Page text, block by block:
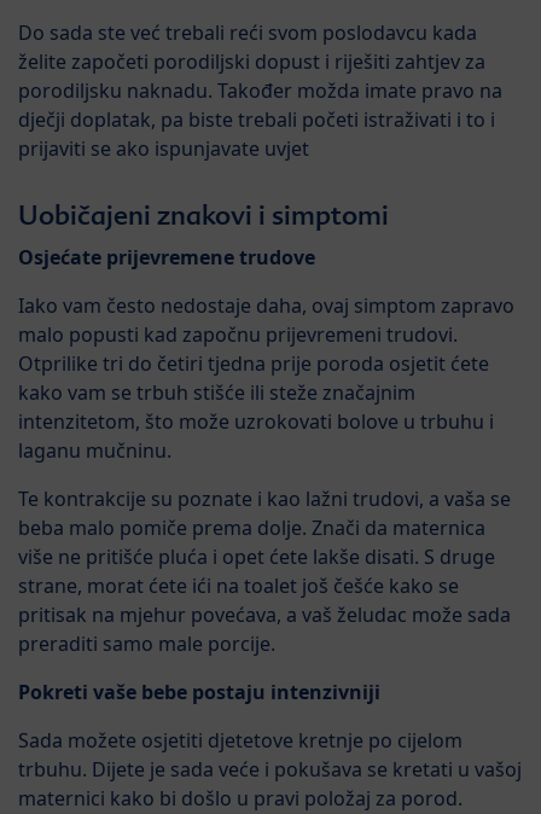
Do sada ste već trebali reći svom poslodavcu kada
želite započeti porodiljski dopust i riješiti zahtjev za
porodiljsku naknadu. Također možda imate pravo na
dječji doplatak, pa biste trebali početi istraživati i to i
prijaviti se ako ispunjavate uvjet
Uobičajeni znakovi i simptomi
Osjećate prijevremene trudove
Iako vam često nedostaje daha, ovaj simptom zapravo
malo popusti kad započnu prijevremeni trudovi.
Otprilike tri do četiri tjedna prije poroda osjetit ćete
kako vam se trbuh stišće ili steže značajnim
intenzitetom, što može uzrokovati bolove u trbuhu i
laganu mučninu.
Te kontrakcije su poznate i kao lažni trudovi, a vaša se
beba malo pomiče prema dolje. Znači da maternica
više ne pritišće pluća i opet ćete lakše disati. S druge
strane, morat ćete ići na toalet još češće kako se
pritisak na mjehur povećava, a vaš želudac može sada
preraditi samo male porcije.
Pokreti vaše bebe postaju intenzivniji
Sada možete osjetiti djetetove kretnje po cijelom
trbuhu. Dijete je sada veće i pokušava se kretati u vašoj
maternici kako bi došlo u pravi položaj za porod.